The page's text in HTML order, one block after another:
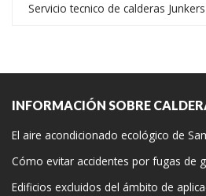
Servicio tecnico de calderas Junkers
INFORMACIÓN SOBRE
El aire acondicionado ecológico de
Cómo evitar accidentes por fugas de
Edificios excluidos del ámbito de